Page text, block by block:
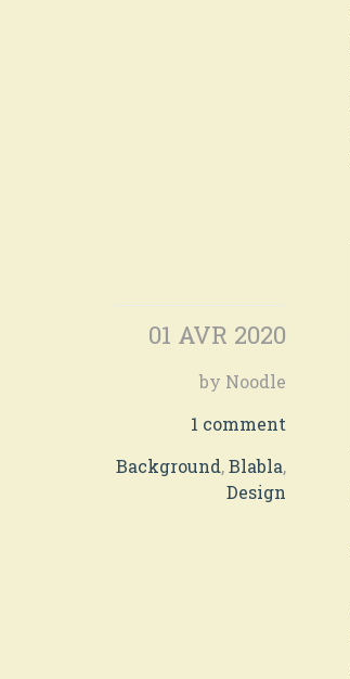
01 AVR 2020
by Noodle
1 comment
Background,Blabla,
Design